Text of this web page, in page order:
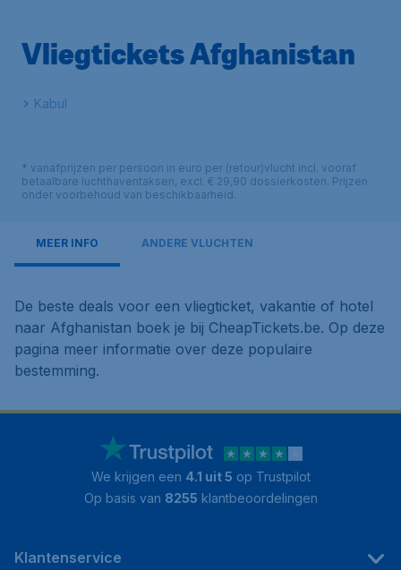
Vliegtickets Afghanistan
Kabul
* vanafprijzen per persoon in euro per (retour)vlucht incl. vooraf
betaalbare luchthaventaksen, excl. € 29,90 dossierkosten. Prijzen
onder voorbehoud van beschikbaarheid.
MEER INFO ANDERE VLUCHTEN
De beste deals voor een vliegticket, vakantie of hotel
naar Afghanistan boek je bij CheapTickets.be. Op deze
pagina meer informatie over deze populaire
bestemming.
We krijgen een 4.1 uit 5 op Trustpilot
Op basis van 8255 klantbeoordelingen
Klantenservice